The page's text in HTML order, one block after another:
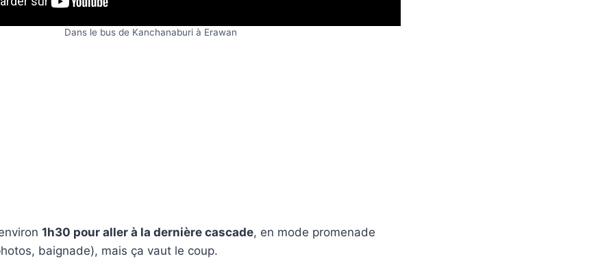
Dans le bus de Kanchanaburi à Erawan
1h30 pour aller à la dernière cascade, en mode promenade
baignade), mais ça vaut le coup.